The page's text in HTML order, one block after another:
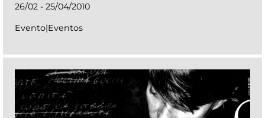
26/02 - 25/04/2010
Evento|Eventos